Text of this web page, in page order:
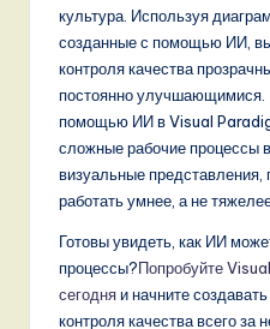
культура. Используя
созданные с помощью ИИ,
контроля качества
постоянно улучшающимися.
помощью ИИ в Visual
сложные рабочие процессы
визуальные
работать умнее, а не
Готовы увидеть, как ИИ
процессы?Попробуйте
сегодняи начните
контроля качества всего за